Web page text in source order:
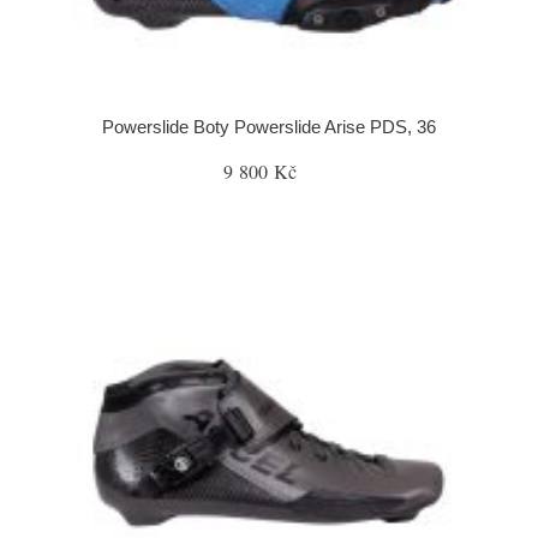
Powerslide Boty Powerslide Arise PDS, 36
9 800 Kč